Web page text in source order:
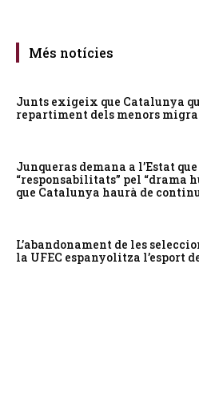
Més notícies
Junts exigeix que Catalunya
repartiment dels menors
Junqueras demana a l’Estat
“responsabilitats” pel “drama
que Catalunya haurà de
L’abandonament de les
la UFEC espanyolitza l’esport